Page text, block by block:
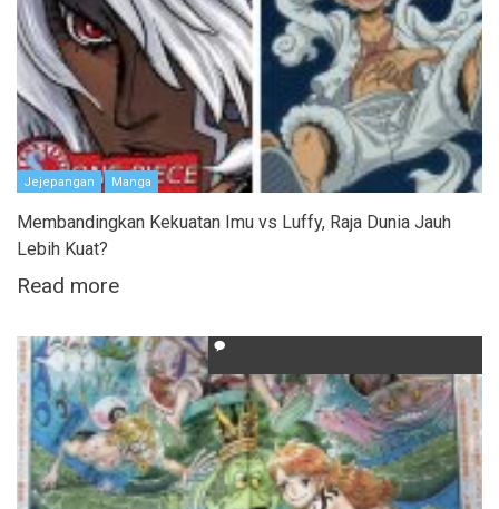
Jejepangan Manga
Membandingkan Kekuatan Imu vs Luffy, Raja Dunia Jauh
Lebih Kuat?
Read more